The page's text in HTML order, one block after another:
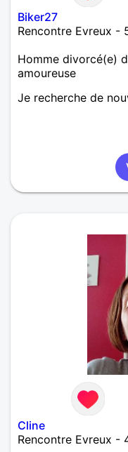
Biker27
Rencontre Evreux -
Homme divorcé(e)
amoureuse
Je recherche de
Cline
Rencontre Evreux -